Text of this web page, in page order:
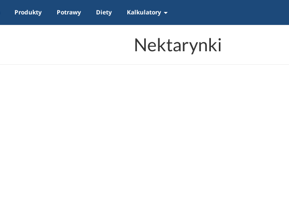
Produkty Potrawy Diety Kalkulatory
Nektarynki